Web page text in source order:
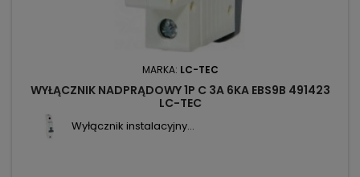
MARKA: LC-TEC
WYŁĄCZNIK NADPRĄDOWY 1P C 3A 6KA EBS9B 491423
LC-TEC
Wyłącznik instalacyjny...